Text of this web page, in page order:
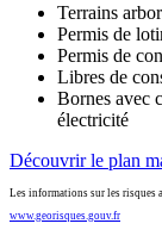
Terrains
Permis de
Permis de
Libres de
Bornes avec
électricité
Découvrir le plan
Les informations sur les risques
www.georisques.gouv.fr